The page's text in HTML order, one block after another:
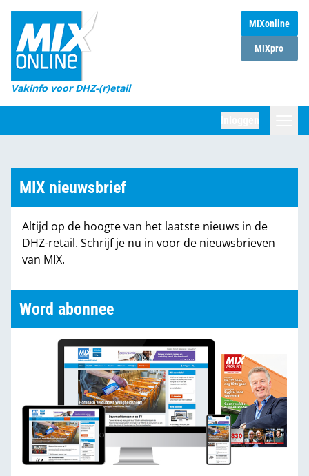
MIXonline
MIXpro
Vakinfo voor DHZ-(r)etail
Home
Magazines
DHZ Sessie
Marktcijfers
Partners
MIX nieuwsbrief
Altijd op de hoogte van het laatste nieuws in de
DHZ-retail. Schrijf je nu in voor de nieuwsbrieven
van MIX.
Word abonnee